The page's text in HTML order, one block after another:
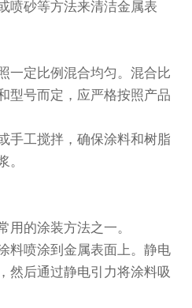
喷砂等方法来清洁金属表
一定比例混合均匀。混合比
型号而定，应严格按照产品
手工搅拌，确保涂料和树脂
。
用的涂装方法之一。
料喷涂到金属表面上。静电
然后通过静电引力将涂料吸